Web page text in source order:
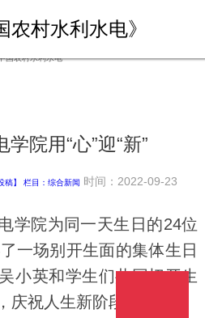
农村水利水电》
院用“心”迎“新”
稿】 栏目： 综合新闻 时间：2022-09-23
学院为同一天生日的24位
一场别开生面的集体生日
小英和学生们共同切开生
庆祝人生新阶段的开始。